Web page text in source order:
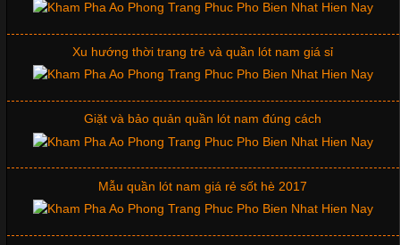
nhờ tính tiện dụng, dễ phối đồ và phù hợp với nhiều đối tượng.
quan trọng tạo nên phong cách riêng cho từng sản phẩm. Mỗi
loại cổ áo sẽ mang đến một vẻ đẹp khác
Những Mẫu Áo Thun Đồng Phục Công Ty Được Ưa
Chuộng Hiện Nay
Cập nhật 2026-06-01 14:23:34
Xu hướng thời trang trẻ và quần lót nam giá sỉ
Giặt và bảo quản quần lót nam đúng cách
Mẫu quần lót nam giá rẻ sốt hè 2017